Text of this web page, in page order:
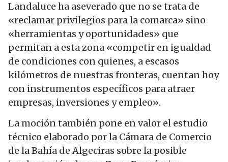
Landaluce ha aseverado que no se trata de
«reclamar privilegios para la comarca» sino
«herramientas y oportunidades» que
permitan a esta zona «competir en igualdad
de condiciones con quienes, a escasos
kilómetros de nuestras fronteras, cuentan hoy
con instrumentos específicos para atraer
empresas, inversiones y empleo».
La moción también pone en valor el estudio
técnico elaborado por la Cámara de Comercio
de la Bahía de Algeciras sobre la posible